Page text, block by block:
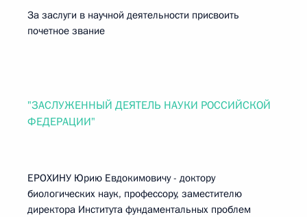
За заслуги в научной деятельности присвоить
почетное звание
"ЗАСЛУЖЕННЫЙ ДЕЯТЕЛЬ НАУКИ РОССИЙСКОЙ
ФЕДЕРАЦИИ"
ЕРОХИНУ Юрию Евдокимовичу - доктору
биологических наук, профессору, заместителю
директора Института фундаментальных проблем